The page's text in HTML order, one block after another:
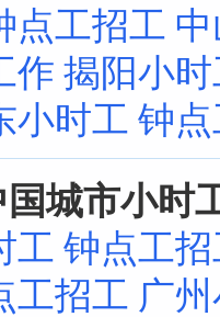
点工招工
作 揭阳小
小时工 钟
城市小时
工 钟点工
工招工 广